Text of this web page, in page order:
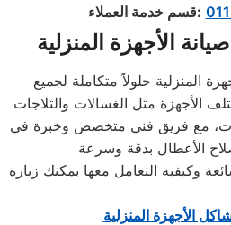
قسم خدمة العملاء:
الأجهزة المنزلية
المنزلية حلولاً متكاملة لجميع
الأجهزة مثل الغسالات والثلاجات
مع فريق فني متخصص وخبرة في
وكيفية التعامل معها يمكنك زيارة
الأجهزة المنزلية